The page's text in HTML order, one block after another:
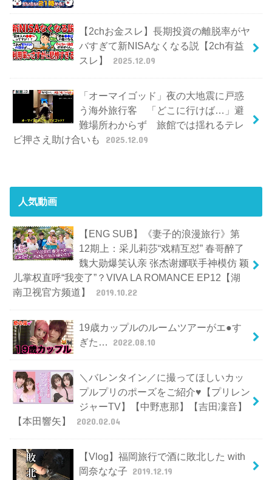
【2chお金スレ】長期投資の離脱率がヤ
バすぎて新NISAなくなる説【2ch有益
スレ】
2025.12.09
「オーマイゴッド」夜の大地震に戸惑
う海外旅行客 「どこに行けば…」避
難場所わからず 旅館では揺れるテレ
ビ押さえ助け合いも
2025.12.09
人気動画
【ENG SUB】《妻子的浪漫旅行》第
12期上：采儿莉莎“戏精互怼” 春哥醉了
魏大勋爆笑认亲 张杰谢娜联手神模仿 颖
儿掌权直呼“我变了”？VIVA LA ROMANCE EP12【湖
南卫视官方频道】
2019.10.22
19歳カップルのルームツアーがエ●す
ぎた…
2022.08.10
＼バレンタイン／に撮ってほしいカッ
プルプリのポーズをご紹介♥【プリレン
ジャーTV】【中野恵那】【吉田凜音】
【本田響矢】
2020.02.04
【Vlog】福岡旅行で酒に敗北した with
岡奈なな子 2019.12.19